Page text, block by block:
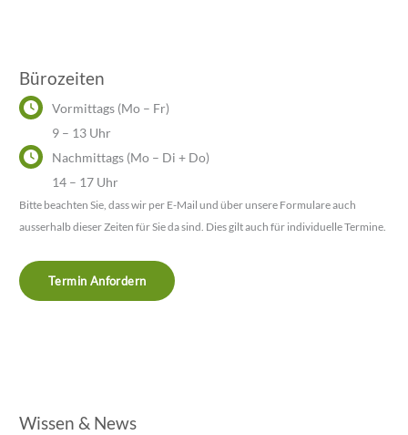
Bürozeiten
Vormittags (Mo – Fr)
9 – 13 Uhr
Nachmittags (Mo – Di + Do)
14 – 17 Uhr
Bitte beachten Sie, dass wir per E-Mail und über unsere Formulare auch
ausserhalb dieser Zeiten für Sie da sind. Dies gilt auch für individuelle Termine.
Termin Anfordern
Wissen & News